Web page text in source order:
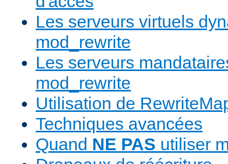
Les serveurs virtuels
mod_rewrite
Les serveurs
mod_rewrite
Utilisation de
Techniques avancées
Quand NE PAS utiliser